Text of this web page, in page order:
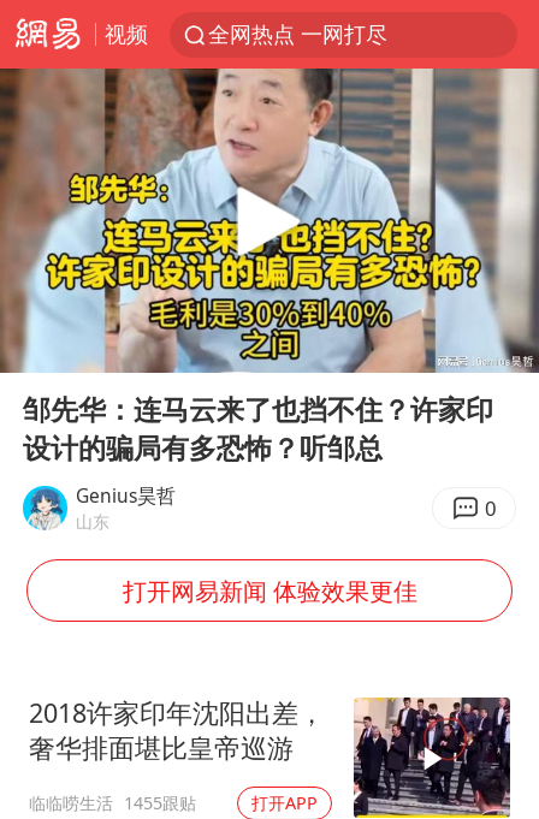
视频 全网热点 一网打尽
Play
邹先华：连马云来了也挡不住？许家印
设计的骗局有多恐怖？听邹总
Genius昊哲
山东 0
打开网易新闻 体验效果更佳
2018许家印年沈阳出差，
奢华排面堪比皇帝巡游
临临唠生活 1455跟贴 打开APP